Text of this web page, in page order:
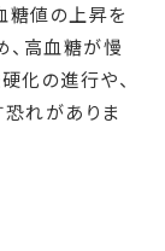
糖値の上昇を
、高血糖が慢
化の進行や、
れがありま